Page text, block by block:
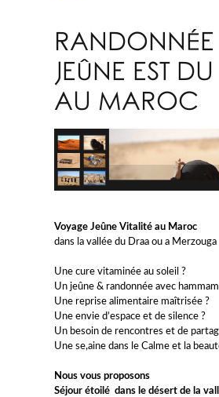
RANDONNÉE
JEÛNE EST
AU MAROC
Voyage Jeûne Vitalité au Maroc
dans la vallée du Draa ou a
Une cure vitaminée au soleil ?
Un jeûne & randonnée avec
Une reprise alimentaire maîtrisée ?
Une envie d’espace et de silence ?
Un besoin de rencontres et de
Une se,aine dans le Calme et la
Nous vous proposons
Séjour étoilé dans le désert de la